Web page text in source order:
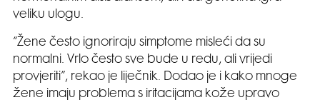
veliku ulogu.
“Žene često ignoriraju simptome misleći da su
normalni. Vrlo često sve bude u redu, ali vrijedi
provjeriti”, rekao je liječnik. Dodao je i kako mnoge
žene imaju problema s iritacijama kože upravo